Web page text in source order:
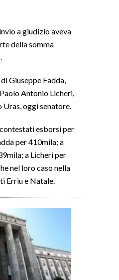
a giudizio aveva
della somma
Giuseppe Fadda,
Antonio Licheri,
Uras, oggi senatore.
esborsi per
per 410mila; a
a Licheri per
nel loro caso nella
Erriu e Natale.